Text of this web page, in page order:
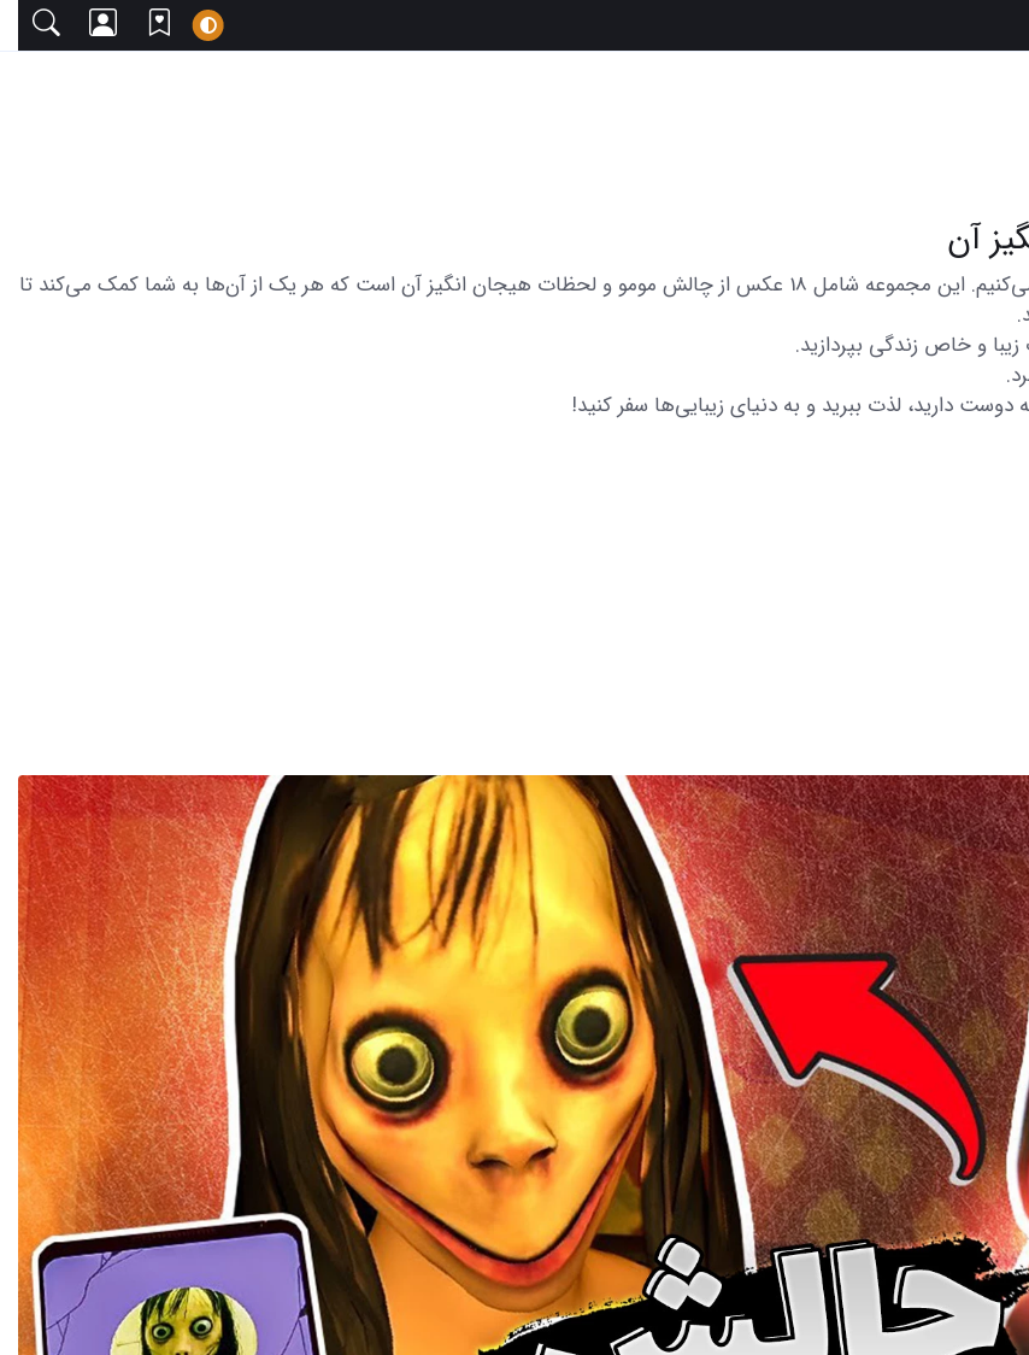
در اینجا شما را به تماشای مجموعه‌ای از عکس‌های متنوع و زیبا دعوت می‌کنیم. این مجموعه شامل 18 عکس از چالش مومو و لحظات هیجان انگیز آن است که هر یک از آن‌ها به شما کمک می‌کند تا
و خاص زندگی بپردازید.
دارید، لذت ببرید و به دنیای زیبایی‌ها سفر کنید!